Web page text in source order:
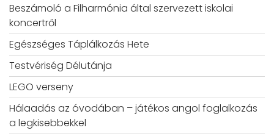
Beszámoló a Filharmónia által szervezett iskolai
koncertről
Egészséges Táplálkozás Hete
Testvériség Délutánja
LEGO verseny
Hálaadás az óvodában – játékos angol foglalkozás
a legkisebbekkel